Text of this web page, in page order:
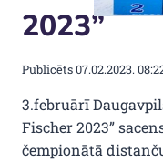
2023”
Publicēts07.02.2023.
3.februārī
Fischer 2023”
čempionātā